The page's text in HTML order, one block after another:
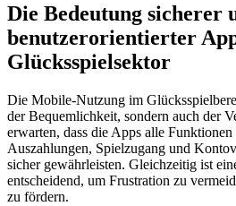
Die Bedeutung sicherer
benutzerorientierter
Glücksspielsektor
Die Mobile-Nutzung im
der Bequemlichkeit, sondern auch der
erwarten, dass die Apps alle
Auszahlungen, Spielzugang und
sicher gewährleisten. Gleichzeitig ist
entscheidend, um Frustration zu
zu fördern.